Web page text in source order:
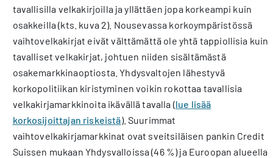
tavallisilla velkakirjoilla ja yllättäen jopa korkeampi kuin
osakkeilla (kts. kuva 2). Nousevassa korkoympäristössä
vaihtovelkakirjat eivät välttämättä ole yhtä tappiollisia kuin
tavalliset velkakirjat, johtuen niiden sisältämästä
osakemarkkinaoptiosta. Yhdysvaltojen lähestyvä
korkopolitiikan kiristyminen voikin rokottaa tavallisia
velkakirjamarkkinoita ikävällä tavalla (lue lisää
korkosijoittajan riskeistä). Suurimmat
vaihtovelkakirjamarkkinat ovat sveitsiläisen pankin Credit
Suissen mukaan Yhdysvalloissa (46 %) ja Euroopan alueella